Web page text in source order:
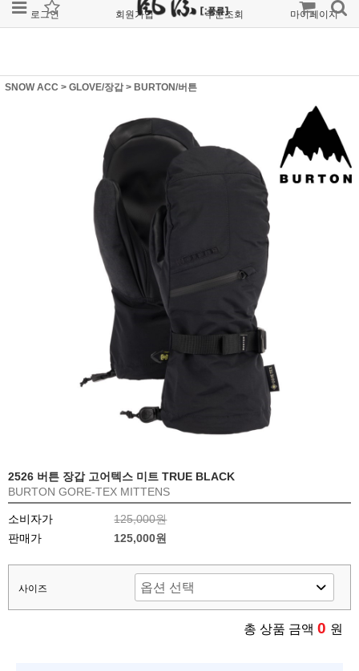
로그인 회원가입 주문조회 마이페이지
SNOW ACC > GLOVE/장갑 > BURTON/버튼
2526 버튼 장갑 고어텍스 미트 TRUE BLACK
BURTON GORE-TEX MITTENS
소비자가
125,000원
판매가
125,000원
사이즈
총 상품 금액 0 원